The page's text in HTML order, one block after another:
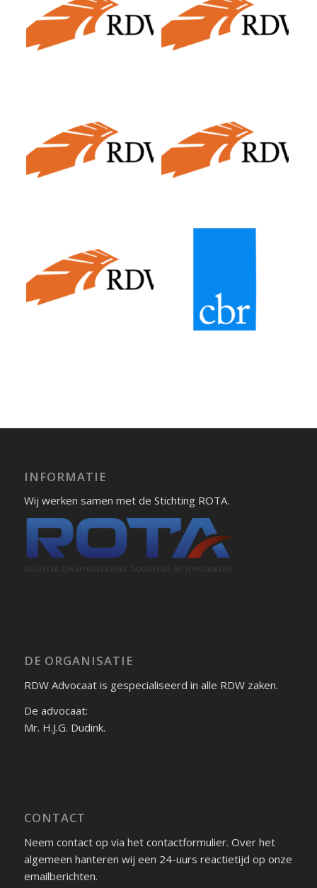
INFORMATIE
Wij werken samen met de Stichting ROTA.
DE ORGANISATIE
RDW Advocaat is gespecialiseerd in alle RDW zaken.
De advocaat:
Mr. H.J.G. Dudink.
CONTACT
Neem contact op via het contactformulier. Over het
algemeen hanteren wij een 24-uurs reactietijd op onze
emailberichten.